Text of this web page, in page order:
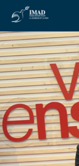
À propos
Nos objectifs
Notre action